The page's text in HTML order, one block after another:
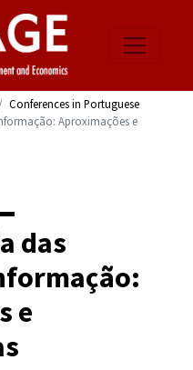
Conferences in Portuguese
Aproximações e
das
e